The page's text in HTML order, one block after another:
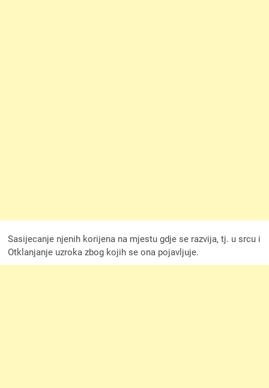
Sasijecanje njenih korijena na mjestu gdje se razvija, tj. u srcu i
Otklanjanje uzroka zbog kojih se ona pojavljuje.